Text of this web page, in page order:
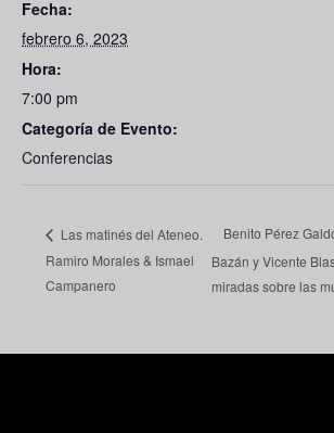
Fecha:
febrero 6, 2023
Hora:
7:00 pm
Categoría de Evento:
Conferencias
Las matinés del Ateneo.
Ramiro Morales & Ismael
Campanero
Benito Pérez
Bazán y Vicente
miradas sobre las